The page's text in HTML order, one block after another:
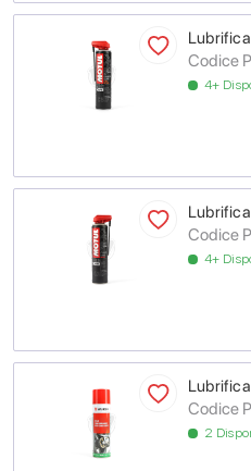
Codice
4+
Codice
4+
Codice
2